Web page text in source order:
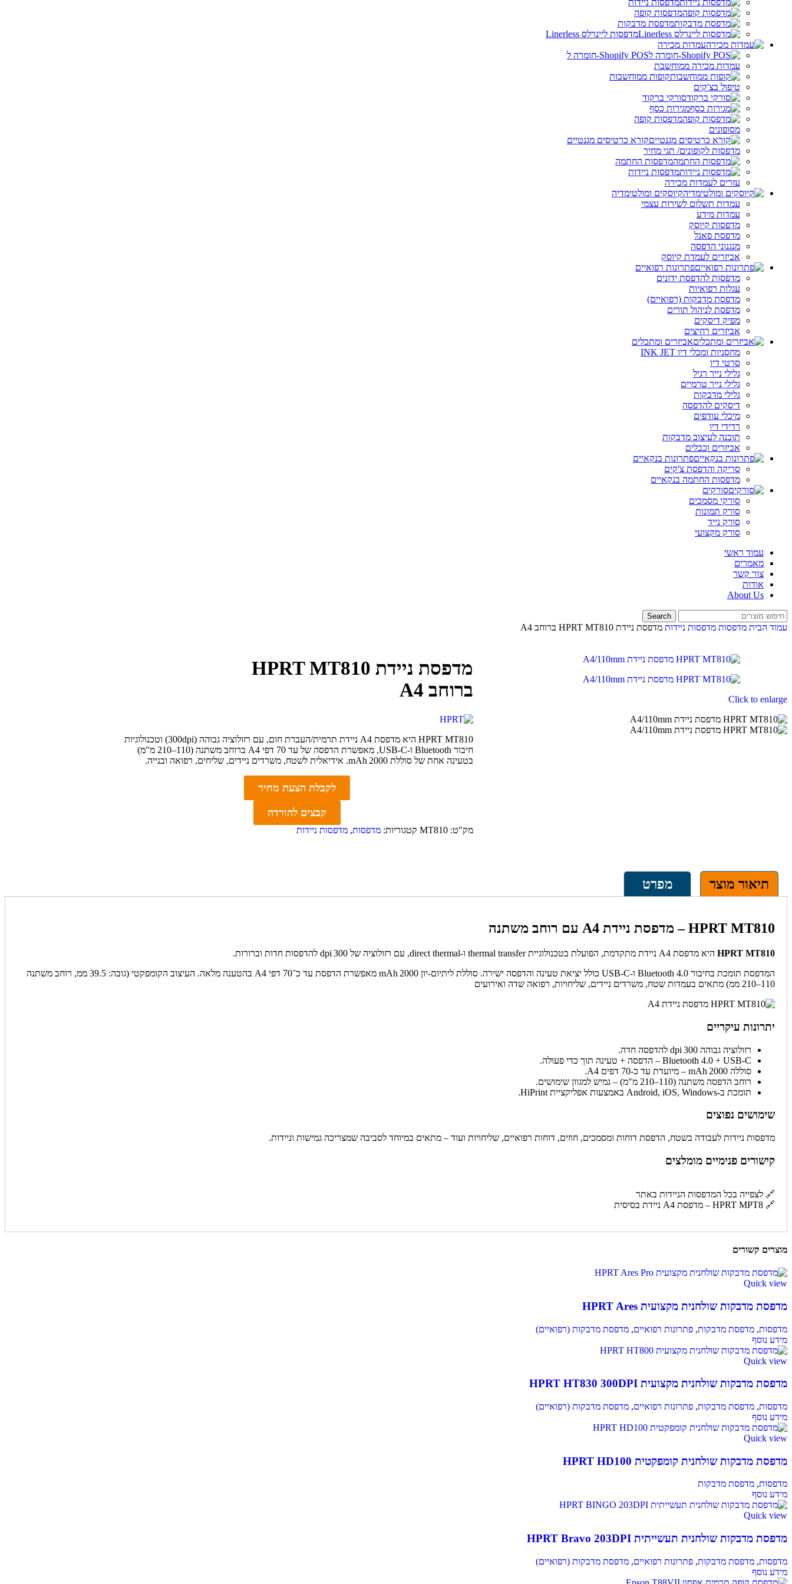
מדפסות ניידות
מדפסות קופה
מדפסת מדבקות
מדפסות ליינרלס Linerless
עמדות מכירה
Shopify POS-חומרה ל
עמדות מכירה ממוחשבת
קופות ממוחשבות
טיפול בצ'קים
סורקי ברקוד
מגירות כסף
מדפסות קופה
מסופונים
קורא כרטיסים מגנטיים
מדפסות לקופונים/ תגי מחיר
מדפסות החתמה
מדפסות ניידות
עזרים לעמדות מכירה
קיוסקים ומולטימדיה
עמדות תשלום לשירות עצמי
עמדות מידע
מדפסות קיוסק
מדפסת פאנל
מנגנוני הדפסה
אביזרים לעמדת קיוסק
פתרונות רפואיים
מדפסות להדפסת ידונים
עגלות רפואיות
מדפסת מדבקות (רפואיים)
מדפסת לניהול תורים
מפיק דיסקים
אביזרים רחיצים
אביזרים ומתכלים
מחסניות ומכלי דיו INK JET
סרטי דיו
גלילי נייר רגיל
גלילי נייר טרמיים
גלילי מדבקות
דיסקים להדפסה
מיכלי עודפים
רדידי דיו
תוכנה לעיצוב מדבקות
אביזרים וכבלים
פתרונות בנקאיים
סריקה והדפסת צ'קים
מדפסות החתמה בנקאיים
סורקים
סורקי מסמכים
סורק תמונות
סורק נייד
סורק מקצועי
עמוד ראשי
מאמרים
צור קשר
אודות
About Us
Search
עמוד הבית מדפסות מדפסות ניידות מדפסת ניידת HPRT MT810 ברוחב A4
Click to enlarge
מדפסת ניידת HPRT MT810
ברוחב A4
HPRT MT810 היא מדפסת A4 ניידת תרמית/העברת חום, עם רזולוציה גבוהה (300dpi) וטכנולוגיות
חיבור Bluetooth ו‑USB‑C, מאפשרת הדפסה של עד 70 דפי A4 ברוחב משתנה (110–210 מ"מ)
בטעינה אחת של סוללת 2000 mAh. אידיאלית לשטח, משרדים ניידים, שליחים, רפואה ובנייה.
לקבלת הצעת מחיר
קבצים להורדה
מק"ט:MT810 קטגוריות: מדפסות, מדפסות ניידות
תיאור מוצר מפרט
HPRT MT810 – מדפסת ניידת A4 עם רוחב משתנה
HPRT MT810 היא מדפסת A4 ניידת מתקדמת, הפועלת בטכנולוגיית thermal transfer ו‑direct thermal, עם רזולוציה של 300 dpi להדפסות חדות וברורות.
המדפסת תומכת בחיבור Bluetooth 4.0 ו‑USB‑C כולל יציאת טעינה והדפסה ישירה. סוללת ליתיום‑יון 2000 mAh מאפשרת הדפסת עד כ־70 דפי A4 בהטענה מלאה. העיצוב הקומפקטי (גובה: 39.5 ממ, רוחב משתנה
110–210 ממ) מתאים בעמדות שטח, משרדים ניידים, שליחויות, רפואה שדה ואירועים
יתרונות עיקריים
רזולוציה גבוהה 300 dpi להדפסה חדה.
Bluetooth 4.0 + USB‑C – הדפסה + טעינה תוך כדי פעולה.
סוללה 2000 mAh – מיועדת עד כ‑70 דפים A4.
רוחב הדפסה משתנה (110–210 מ"מ) – גמיש למגוון שימושים.
תומכת ב‑Android, iOS, Windows באמצעות אפליקציית HiPrint.
שימושים נפוצים
מדפסות ניידות לעבודה בשטח, הדפסת דוחות ומסמכים, חוזים, דוחות רפואיים, שליחויות ועוד – מתאים במיוחד לסביבה שמצריכה גמישות וניידות.
קישורים פנימיים מומלצים
🔗 לצפייה בכל המדפסות הניידות באתר
🔗 HPRT MPT8 – מדפסת A4 ניידת בסיסית
מוצרים קשורים
Quick view
מדפסת מדבקות שולחנית מקצועית HPRT Ares
מדפסות, מדפסת מדבקות, פתרונות רפואיים, מדפסת מדבקות (רפואיים)
מידע נוסף
Quick view
מדפסת מדבקות שולחנית מקצועית HPRT HT830 300DPI
מדפסות, מדפסת מדבקות, פתרונות רפואיים, מדפסת מדבקות (רפואיים)
מידע נוסף
Quick view
מדפסת מדבקות שולחנית קומפקטית HPRT HD100
מדפסות, מדפסת מדבקות
מידע נוסף
Quick view
מדפסת מדבקות שולחנית תעשייתית HPRT Bravo 203DPI
מדפסות, מדפסת מדבקות, פתרונות רפואיים, מדפסת מדבקות (רפואיים)
מידע נוסף